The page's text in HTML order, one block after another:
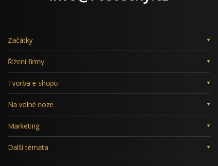
Začátky
Řízení firmy
Tvorba e-shopu
Na volné noze
Marketing
Další témata